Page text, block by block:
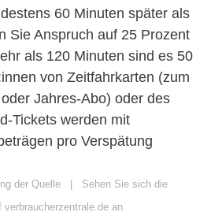
60 Minuten später als
Sie Anspruch auf 25 Prozent
als 120 Minuten sind es 50
von Zeitfahrkarten (zum
Jahres-Abo) oder des
Tickets werden mit
pro Verspätung
der Quelle
Sehen Sie sich die
an